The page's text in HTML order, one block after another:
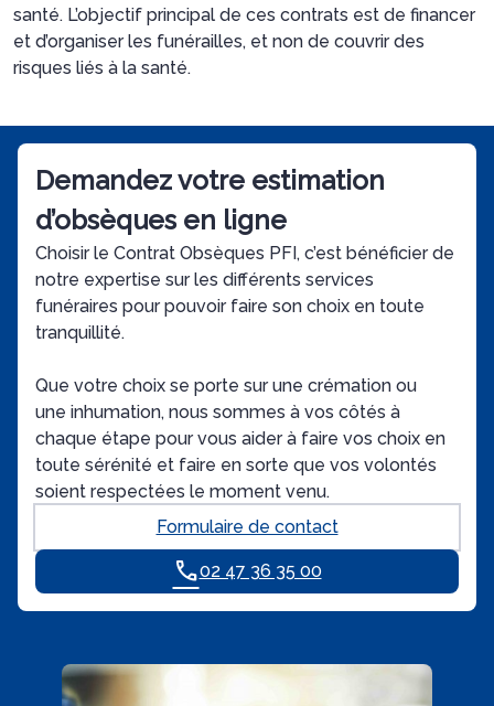
santé. L’objectif principal de ces contrats est de financer
et d’organiser les funérailles, et non de couvrir des
risques liés à la santé.
Demandez votre estimation
d’obsèques en ligne
Choisir le Contrat Obsèques PFI, c’est bénéficier de
notre expertise sur les différents services
funéraires pour pouvoir faire son choix en toute
tranquillité.
Que votre choix se porte sur une crémation ou
une inhumation, nous sommes à vos côtés à
chaque étape pour vous aider à faire vos choix en
toute sérénité et faire en sorte que vos volontés
soient respectées le moment venu.
Formulaire de contact
02 47 36 35 00